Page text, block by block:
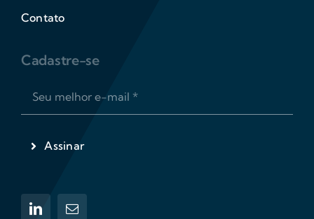
Contato
Cadastre-se
Assinar